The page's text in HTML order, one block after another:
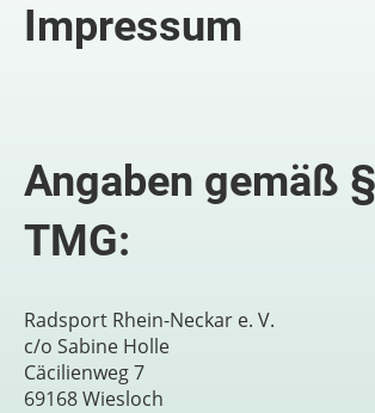
Impressum
Angaben gemäß
TMG:
Radsport Rhein-Neckar e. V.
c/o Sabine Holle
Cäcilienweg 7
69168 Wiesloch